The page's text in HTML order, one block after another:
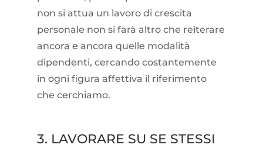
non si attua un lavoro di crescita
personale non si farà altro che reiterare
ancora e ancora quelle modalità
dipendenti, cercando costantemente
in ogni figura affettiva il riferimento
che cerchiamo.
3. LAVORARE SU SE STESSI